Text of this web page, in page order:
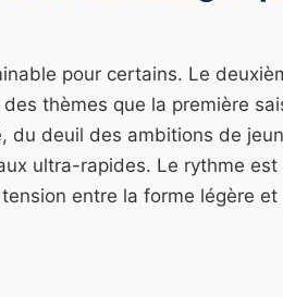
pour certains. Le
thèmes que la première
du deuil des ambitions de
ultra-rapides. Le rythme
entre la forme légère